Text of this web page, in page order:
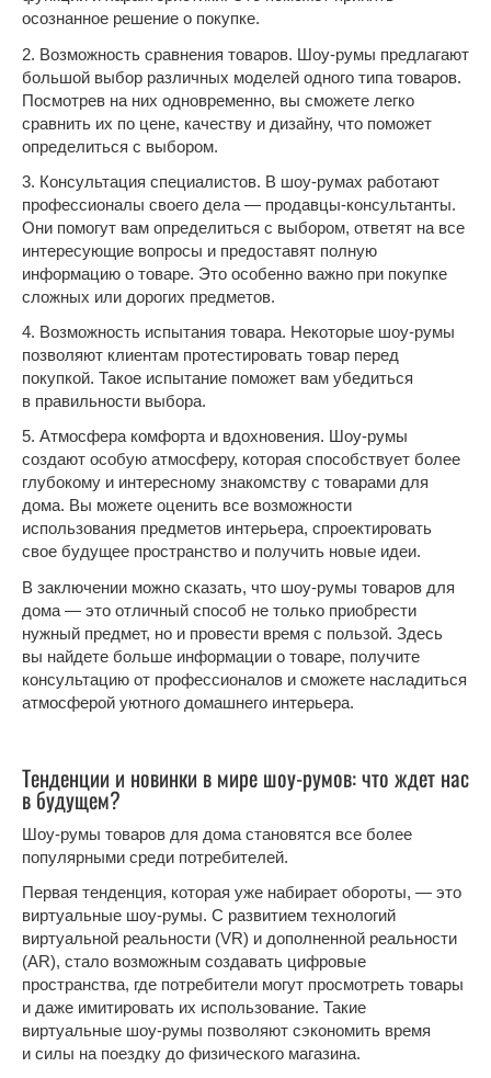
осознанное решение о покупке.
2. Возможность сравнения товаров. Шоу-румы предлагают
большой выбор различных моделей одного типа товаров.
Посмотрев на них одновременно, вы сможете легко
сравнить их по цене, качеству и дизайну, что поможет
определиться с выбором.
3. Консультация специалистов. В шоу-румах работают
профессионалы своего дела — продавцы-консультанты.
Они помогут вам определиться с выбором, ответят на все
интересующие вопросы и предоставят полную
информацию о товаре. Это особенно важно при покупке
сложных или дорогих предметов.
4. Возможность испытания товара. Некоторые шоу-румы
позволяют клиентам протестировать товар перед
покупкой. Такое испытание поможет вам убедиться
в правильности выбора.
5. Атмосфера комфорта и вдохновения. Шоу-румы
создают особую атмосферу, которая способствует более
глубокому и интересному знакомству с товарами для
дома. Вы можете оценить все возможности
использования предметов интерьера, спроектировать
свое будущее пространство и получить новые идеи.
В заключении можно сказать, что шоу-румы товаров для
дома — это отличный способ не только приобрести
нужный предмет, но и провести время с пользой. Здесь
вы найдете больше информации о товаре, получите
консультацию от профессионалов и сможете насладиться
атмосферой уютного домашнего интерьера.
Тенденции и новинки в мире шоу-румов: что ждет нас
в будущем?
Шоу-румы товаров для дома становятся все более
популярными среди потребителей.
Первая тенденция, которая уже набирает обороты, — это
виртуальные шоу-румы. С развитием технологий
виртуальной реальности (VR) и дополненной реальности
(AR), стало возможным создавать цифровые
пространства, где потребители могут просмотреть товары
и даже имитировать их использование. Такие
виртуальные шоу-румы позволяют сэкономить время
и силы на поездку до физического магазина.